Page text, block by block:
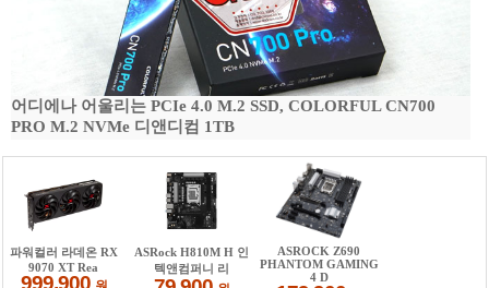
어디에나 어울리는 PCIe 4.0 M.2 SSD, COLORFUL CN700
PRO M.2 NVMe 디앤디컴 1TB